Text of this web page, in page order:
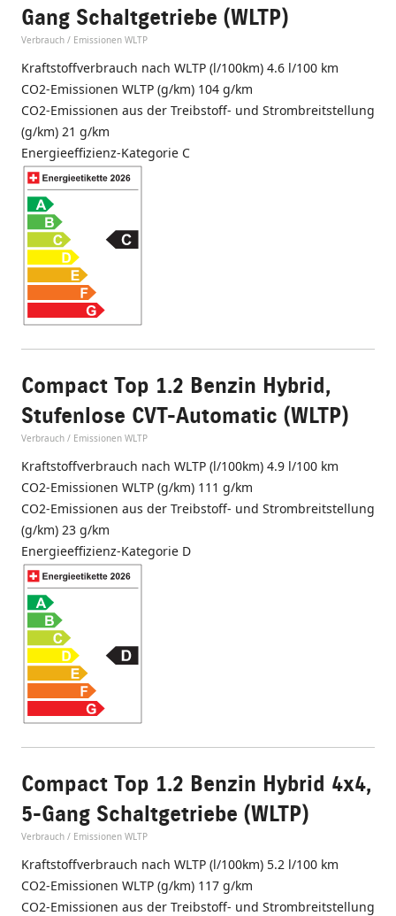
Gang Schaltgetriebe (WLTP)
Verbrauch / Emissionen WLTP
Kraftstoffverbrauch nach WLTP (l/100km) 4.6 l/100 km
CO2-Emissionen WLTP (g/km) 104 g/km
CO2-Emissionen aus der Treibstoff- und Strombreitstellung
(g/km) 21 g/km
Energieeffizienz-Kategorie C
Compact Top 1.2 Benzin Hybrid,
Stufenlose CVT-Automatic (WLTP)
Verbrauch / Emissionen WLTP
Kraftstoffverbrauch nach WLTP (l/100km) 4.9 l/100 km
CO2-Emissionen WLTP (g/km) 111 g/km
CO2-Emissionen aus der Treibstoff- und Strombreitstellung
(g/km) 23 g/km
Energieeffizienz-Kategorie D
Compact Top 1.2 Benzin Hybrid 4x4,
5-Gang Schaltgetriebe (WLTP)
Verbrauch / Emissionen WLTP
Kraftstoffverbrauch nach WLTP (l/100km) 5.2 l/100 km
CO2-Emissionen WLTP (g/km) 117 g/km
CO2-Emissionen aus der Treibstoff- und Strombreitstellung